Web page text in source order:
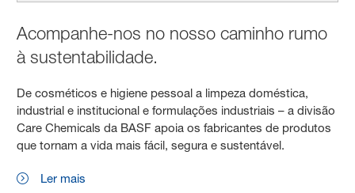
Acompanhe-nos no nosso caminho rumo
à sustentabilidade.
De cosméticos e higiene pessoal a limpeza doméstica,
industrial e institucional e formulações industriais – a divisão
Care Chemicals da BASF apoia os fabricantes de produtos
que tornam a vida mais fácil, segura e sustentável.
Ler mais